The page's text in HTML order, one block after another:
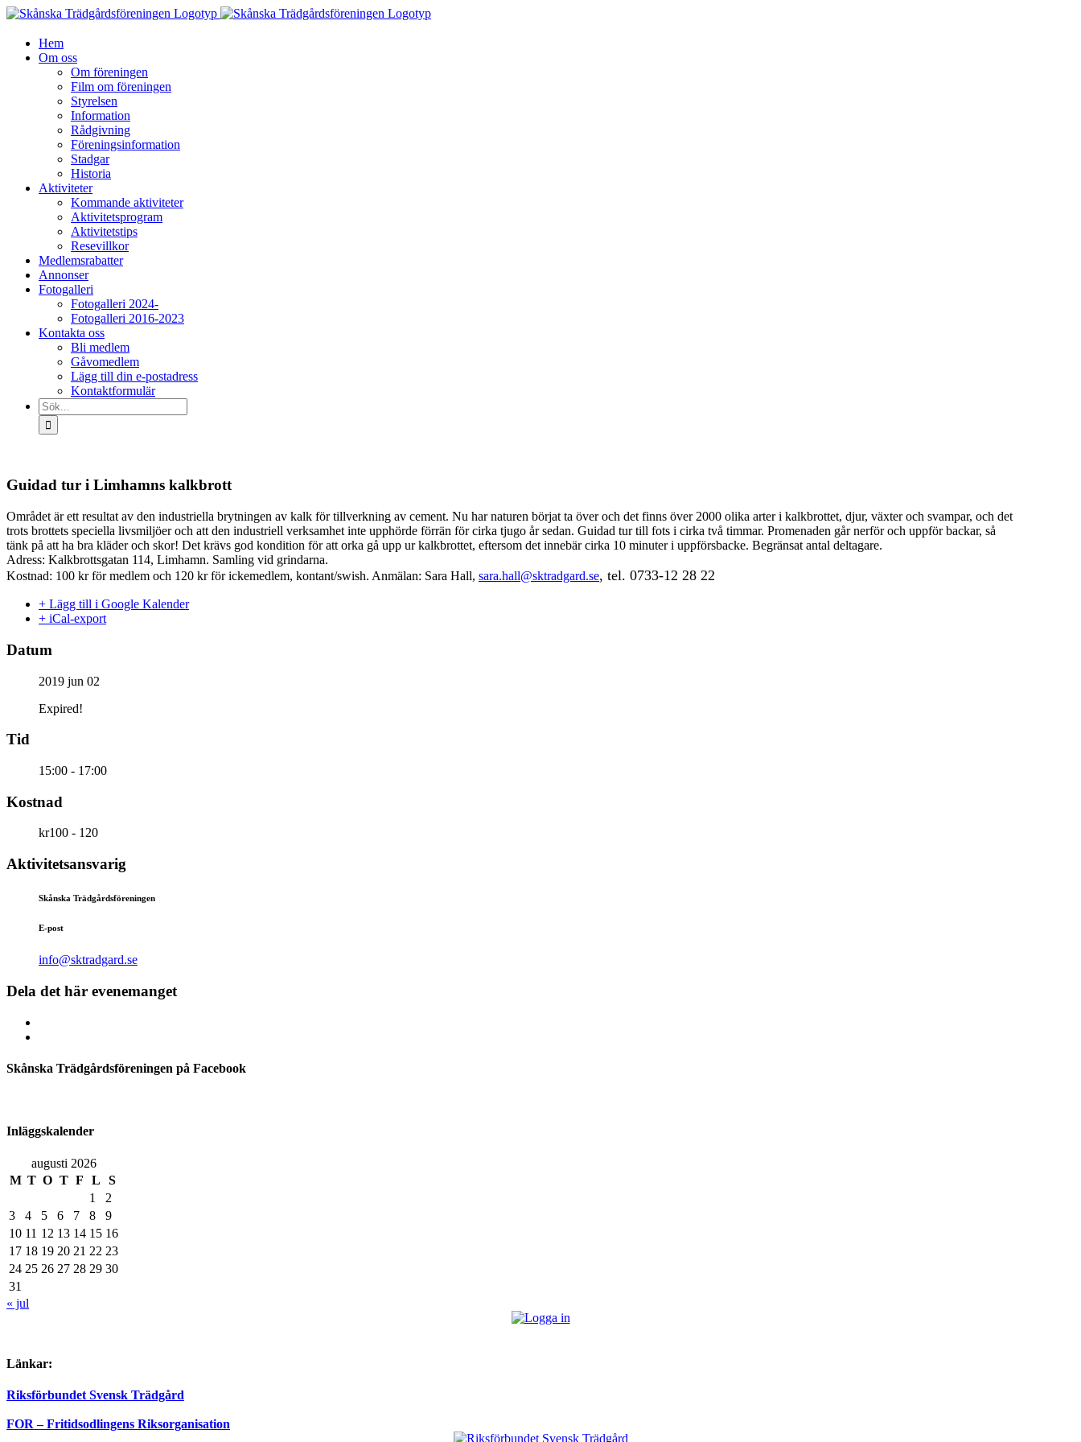
Fortsätt
innehållet
Hem
Om oss
Om föreningen
Film om föreningen
Styrelsen
Information
Rådgivning
Föreningsinformation
Stadgar
Historia
Aktiviteter
Kommande aktiviteter
Aktivitetsprogram
Aktivitetstips
Resevillkor
Medlemsrabatter
Annonser
Fotogalleri
Fotogalleri 2024-
Fotogalleri 2016-2023
Kontakta oss
Bli medlem
Gåvomedlem
Lägg till din e-postadress
Kontaktformulär
Sök
efter:
Guidad tur i Limhamns kalkbrott
Området är ett resultat av den industriella brytningen av kalk för tillverkning av cement. Nu har naturen börjat ta över och det finns över 2000 olika arter i kalkbrottet, djur, växter och svampar, och det
trots brottets speciella livsmiljöer och att den industriell verksamhet inte upphörde förrän för cirka tjugo år sedan. Guidad tur till fots i cirka två timmar. Promenaden går nerför och uppför backar, så
tänk på att ha bra kläder och skor! Det krävs god kondition för att orka gå upp ur kalkbrottet, eftersom det innebär cirka 10 minuter i uppförsbacke. Begränsat antal deltagare.
Adress: Kalkbrottsgatan 114, Limhamn. Samling vid grindarna.
Kostnad: 100 kr för medlem och 120 kr för ickemedlem, kontant/swish. Anmälan: Sara Hall, sara.hall@sktradgard.se, tel. 0733-12 28 22
+ Lägg till i Google Kalender
+ iCal-export
Datum
2019 jun 02
Expired!
Tid
15:00 - 17:00
Kostnad
kr100 - 120
Aktivitetsansvarig
Skånska Trädgårdsföreningen
E-post
info@sktradgard.se
Dela det här evenemanget
Skånska Trädgårdsföreningen på Facebook
Inläggskalender
augusti 2026
M T O T F L
S
1
2
3
4 5 6 7 8
9
10 11 12 13 14 15 16
17 18 19 20 21 22 23
24 25 26 27 28 29 30
31
« jul
Länkar:
Riksförbundet Svensk Trädgård
FOR – Fritidsodlingens Riksorganisation